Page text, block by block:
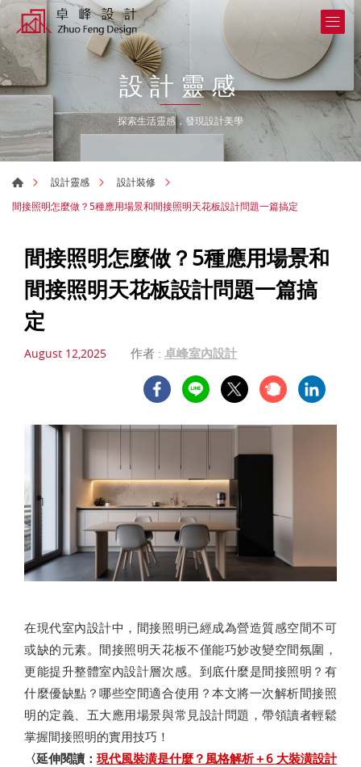
設計靈感
探索生活靈感，發現設計美學
設計靈感
設計裝修
間接照明怎麼做？5種應用場景和間接照明天花板設計問題一篇搞定
間接照明怎麼做？5種應用場景和
間接照明天花板設計問題一篇搞
定
August 12,2025 作者 : 卓峰室內設計
在現代室內設計中，間接照明已經成為營造質感空間不可
或缺的元素。間接照明天花板不僅能巧妙改變空間氛圍，
更能提升整體室內設計層次感。到底什麼是間接照明？有
什麼優缺點？哪些空間適合使用？本文將一次解析間接照
明的定義、五大應用場景與常見設計問題，帶領讀者輕鬆
掌握間接照明的實用技巧！
〈延伸閱讀： 現代風裝潢是什麼？風格解析＋6 大裝潢設計